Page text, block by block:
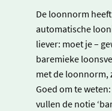
De loonnorm
automatische
liever: moet je –
baremieke
met de loonnorm,
Goed om te
vullen de notie